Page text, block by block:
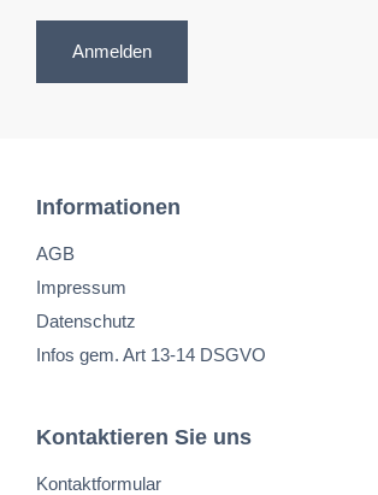
Anmelden
Informationen
AGB
Impressum
Datenschutz
Infos gem. Art 13-14 DSGVO
Kontaktieren Sie uns
Kontaktformular